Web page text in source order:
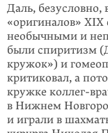
Даль, безусловно,
«оригиналов»
необычными и
были спиритизм
кружок») и
критиковал, а
кружке коллег-
в Нижнем
и играли в